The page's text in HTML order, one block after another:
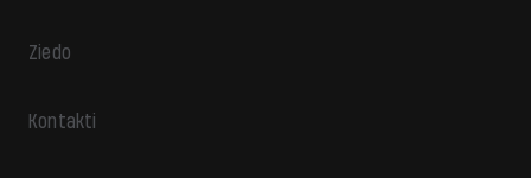
Ziedo
Kontakti